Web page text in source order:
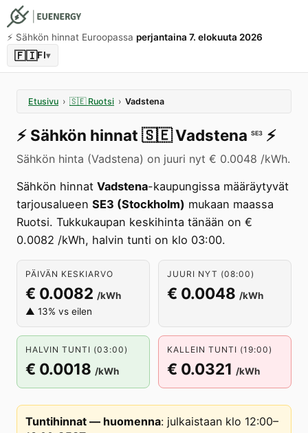
⚡️ Sähkön hinnat Euroopassa perjantaina 7. elokuuta 2026
🇫🇮FI▾
Etusivu › 🇸🇪 Ruotsi › Vadstena
⚡️ Sähkön hinnat 🇸🇪Vadstena SE3 ⚡️
Sähkön hinta (Vadstena) on juuri nyt € 0.0048 /kWh.
Sähkön hinnat Vadstena-kaupungissa määräytyvät
tarjousalueen SE3 (Stockholm) mukaan maassa
Ruotsi. Tukkukaupan keskihinta tänään on €
0.0082 /kWh, halvin tunti on klo 03:00.
PÄIVÄN KESKIARVO
€ 0.0082 /kWh
▲ 13% vs eilen
JUURI NYT (08:00)
€ 0.0048 /kWh
HALVIN TUNTI (03:00)
€ 0.0018 /kWh
KALLEIN TUNTI (19:00)
€ 0.0321 /kWh
Tuntihinnat — huomenna: julkaistaan klo 12:00–